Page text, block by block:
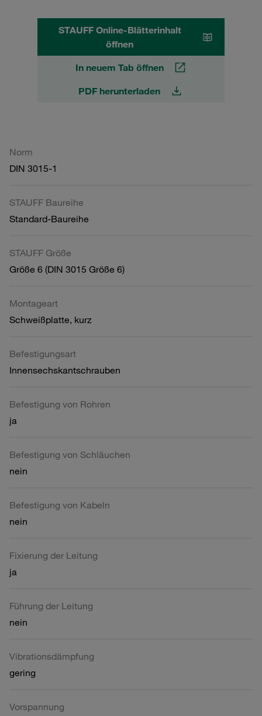
STAUFF Online-Blätterinhalt
öffnen
In neuem Tab öffnen
PDF herunterladen
Norm
DIN 3015-1
STAUFF Baureihe
Standard-Baureihe
STAUFF Größe
Größe 6 (DIN 3015 Größe 6)
Montageart
Schweißplatte, kurz
Befestigungsart
Innensechskantschrauben
Befestigung von Rohren
ja
Befestigung von Schläuchen
nein
Befestigung von Kabeln
nein
Fixierung der Leitung
ja
Führung der Leitung
nein
Vibrationsdämpfung
gering
Vorspannung